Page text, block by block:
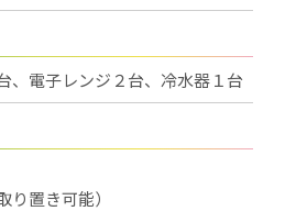
、電子レンジ２台、冷水器１台
置き可能）